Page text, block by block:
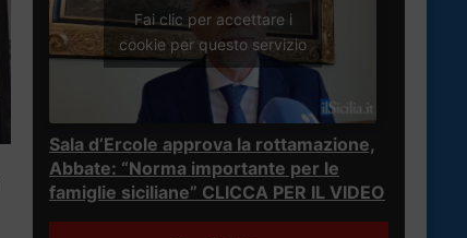
Fai clic per accettare i
cookie per questo servizio
Sala d’Ercole approva la rottamazione,
Abbate: “Norma importante per le
famiglie siciliane” CLICCA PER IL VIDEO